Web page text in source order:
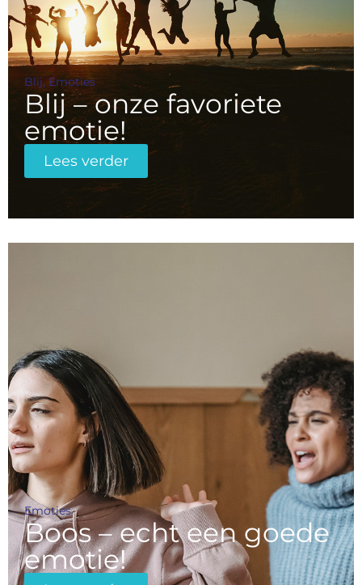
Blij, Emoties
Blij – onze favoriete
emotie!
Lees verder
Emoties
Boos – echt een goede
emotie!